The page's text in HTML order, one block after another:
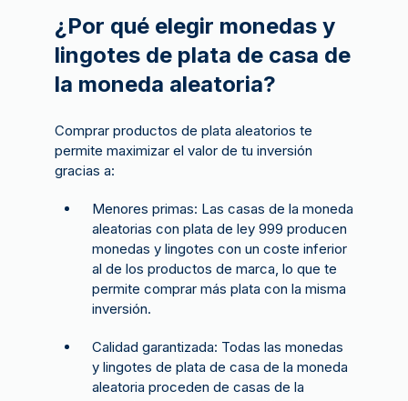
¿Por qué elegir monedas y
lingotes de plata de casa de
la moneda aleatoria?
Comprar productos de plata aleatorios te
permite maximizar el valor de tu inversión
gracias a:
Menores primas: Las casas de la moneda
aleatorias con plata de ley 999 producen
monedas y lingotes con un coste inferior
al de los productos de marca, lo que te
permite comprar más plata con la misma
inversión.
Calidad garantizada: Todas las monedas
y lingotes de plata de casa de la moneda
aleatoria proceden de casas de la